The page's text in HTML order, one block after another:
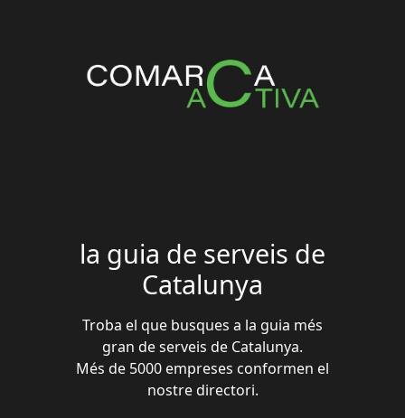
la guia de serveis de
Catalunya
Troba el que busques a la guia més
gran de serveis de Catalunya.
Més de 5000 empreses conformen el
nostre directori.